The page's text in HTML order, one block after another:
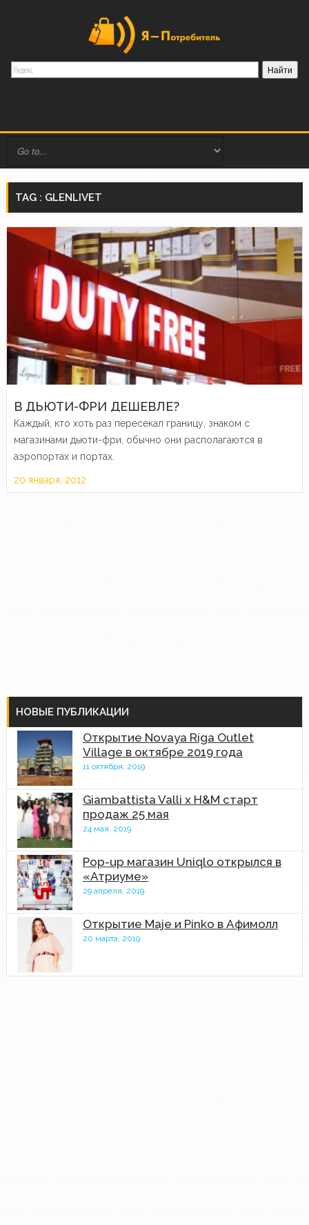
TAG : GLENLIVET
В ДЬЮТИ-ФРИ ДЕШЕВЛЕ?
Каждый, кто хоть раз пересекал границу, знаком с
магазинами дьюти-фри, обычно они располагаются в
аэропортах и портах.
20 января, 2012
НОВЫЕ ПУБЛИКАЦИИ
Открытие Novaya Riga Outlet
Village в октябре 2019 года
11 октября, 2019
Giambattista Valli x H&M старт
продаж 25 мая
24 мая, 2019
Pop-up магазин Uniqlo открылся в
«Атриуме»
29 апреля, 2019
Открытие Maje и Pinko в Афимолл
20 марта, 2019